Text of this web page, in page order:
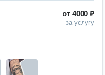
от 4000 ₽
за услугу